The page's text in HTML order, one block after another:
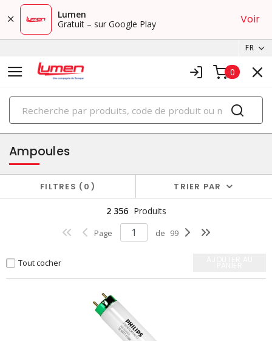
Lumen
Gratuit – sur Google Play
Voir
FR
0
PRODUITS
éclairage
Ampoules
FILTRES 0 TRIER PAR
2 356 Produits
Page de 99
Tout cocher